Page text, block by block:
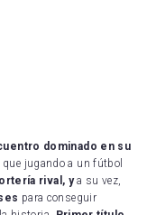
dominado en su
que jugando a un fútbol
rival, ya su vez,
para conseguir